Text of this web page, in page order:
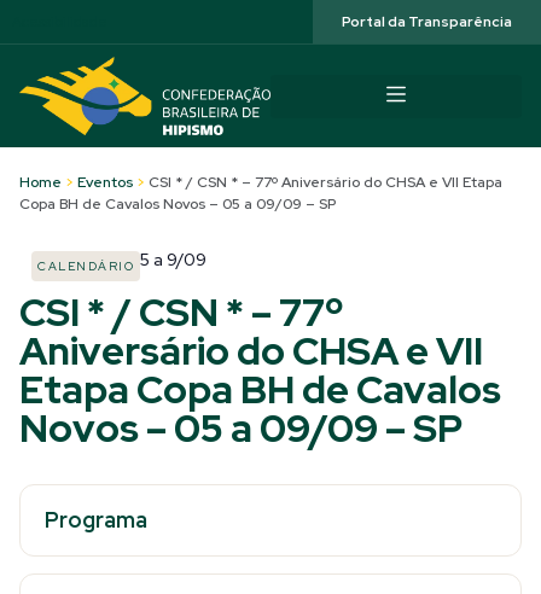
Portal da Transparência
Home > Eventos > CSI * / CSN * – 77º Aniversário do CHSA e VII Etapa
Copa BH de Cavalos Novos – 05 a 09/09 – SP
CALENDÁRIO 5 a 9/09
CSI * / CSN * – 77º
Aniversário do CHSA e VII
Etapa Copa BH de Cavalos
Novos – 05 a 09/09 – SP
Programa